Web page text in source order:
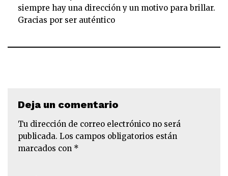
siempre hay una dirección y un motivo para brillar.
Gracias por ser auténtico
Deja un comentario
Tu dirección de correo electrónico no será
publicada. Los campos obligatorios están
marcados con *